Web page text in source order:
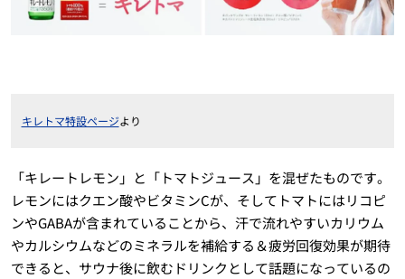
キレトマ特設ページより
「キレートレモン」と「トマトジュース」を混ぜたものです。
レモンにはクエン酸やビタミンCが、そしてトマトにはリコピ
ンやGABAが含まれていることから、汗で流れやすいカリウム
やカルシウムなどのミネラルを補給する＆疲労回復効果が期待
できると、サウナ後に飲むドリンクとして話題になっているの